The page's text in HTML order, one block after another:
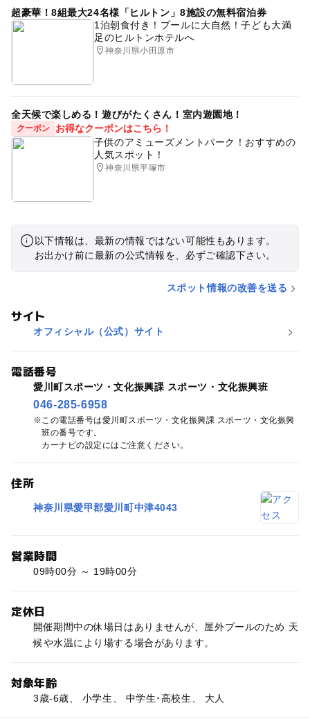
超豪華！8組最大24名様「ヒルトン」8施設の無料宿泊券
1泊朝食付き！プールに大自然！子ども大満
足のヒルトンホテルへ
神奈川県小田原市
全天候で楽しめる！遊びがたくさん！室内遊園地！
クーポン
お得なクーポンはこちら！
子供のアミューズメントパーク！おすすめの
人気スポット！
神奈川県平塚市
以下情報は、最新の情報ではない可能性もあります。
お出かけ前に最新の公式情報を、必ずご確認下さい。
スポット情報の改善を送る
サイト
オフィシャル（公式）サイト
電話番号
愛川町スポーツ・文化振興課 スポーツ・文化振興班
046-285-6958
この電話番号は愛川町スポーツ・文化振興課 スポーツ・文化振興
班の番号です。
カーナビの設定にはご注意ください。
住所
神奈川県愛甲郡愛川町中津4043
営業時間
09時00分 ～ 19時00分
定休日
開催期間中の休場日はありませんが、屋外プールのため 天
候や水温により場する場合があります。
対象年齢
3歳-6歳、 小学生、 中学生･高校生、 大人